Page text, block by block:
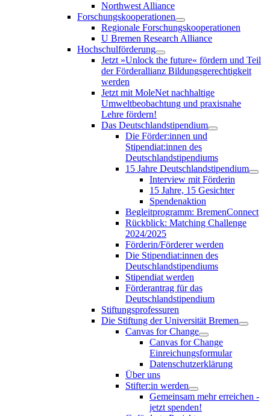
Northwest Alliance
Forschungskooperationen
Regionale Forschungskooperationen
U Bremen Research Alliance
Hochschulförderung
Jetzt »Unlock the future« fördern und Teil
der Förderallianz Bildungsgerechtigkeit
werden
Jetzt mit MoleNet nachhaltige
Umweltbeobachtung und praxisnahe
Lehre fördern!
Das Deutschlandstipendium
Die Förder:innen und
Stipendiat:innen des
Deutschlandstipendiums
15 Jahre Deutschlandstipendium
Interview mit Förderin
15 Jahre, 15 Gesichter
Spendenaktion
Begleitprogramm: BremenConnect
Rückblick: Matching Challenge
2024/2025
Förderin/Förderer werden
Die Stipendiat:innen des
Deutschlandstipendiums
Stipendiat werden
Förderantrag für das
Deutschlandstipendium
Stiftungsprofessuren
Die Stiftung der Universität Bremen
Canvas for Change
Canvas for Change
Einreichungsformular
Datenschutzerklärung
Über uns
Stifter:in werden
Gemeinsam mehr erreichen -
jetzt spenden!